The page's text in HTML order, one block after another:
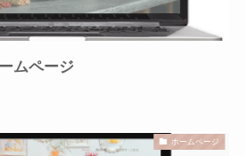
ムページ
ホームページ